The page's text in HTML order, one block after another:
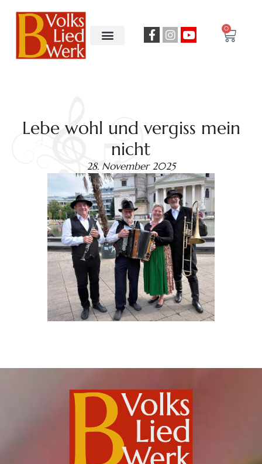
0
Lebe wohl und vergiss mein
nicht
28. November 2025